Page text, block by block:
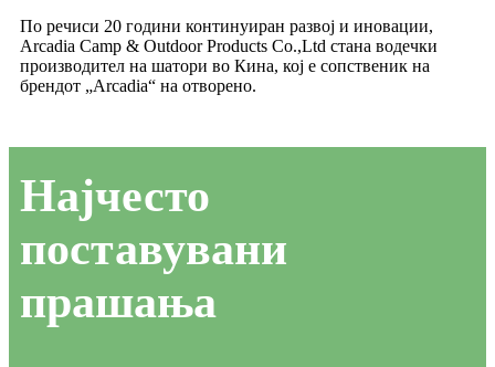
По речиси 20 години континуиран развој и иновации,
Arcadia Camp & Outdoor Products Co.,Ltd стана водечки
производител на шатори во Кина, кој е сопственик на
брендот „Arcadia“ на отворено.
Најчесто
поставувани
прашања